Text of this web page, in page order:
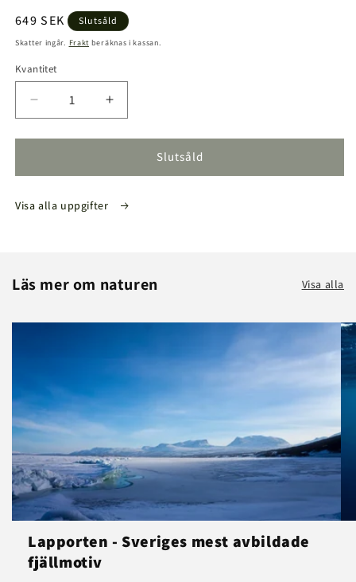
Ordinarie
pris
649 SEK Slutsåld
Skatter ingår. Frakt beräknas i kassan.
Kvantitet
Kvantitet
Minska
kvantitet
för
Rovdjur
Öka
kvantitet
för
Sveriges
Rovdjur
Slutsåld
Visa alla uppgifter
Läs mer om naturen Visa alla
Lapporten - Sveriges mest avbildade
fjällmotiv